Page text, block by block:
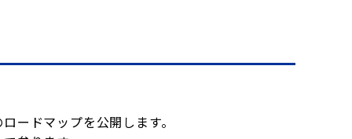
ードマップを公開します。